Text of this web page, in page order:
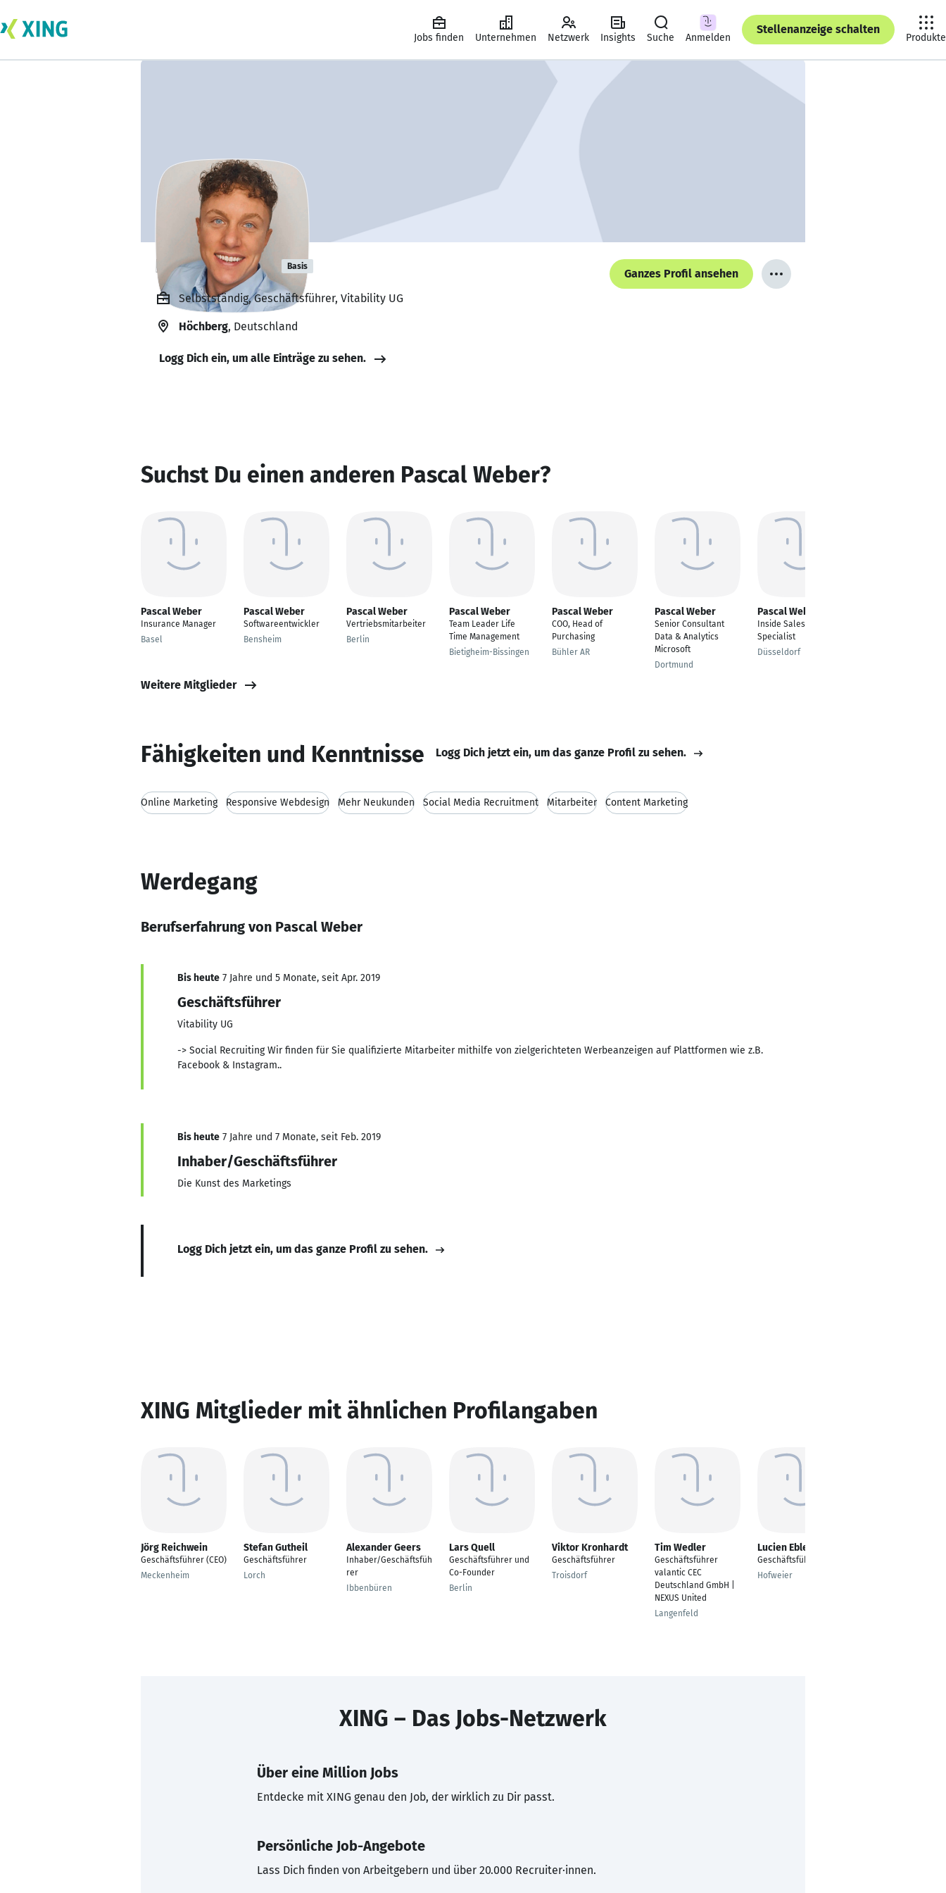
Jobs finden Unternehmen Netzwerk Insights Suche Anmelden
Stellenanzeige schalten
Produkte
Pascal Weber Basis
Ganzes Profil ansehen
Selbstständig, Geschäftsführer, Vitability UG
Höchberg, Deutschland
Logg Dich ein, um alle Einträge zu sehen.
Suchst Du einen anderen Pascal Weber?
Pascal Weber
Insurance Manager
Basel
Pascal Weber
Softwareentwickler
Bensheim
Pascal Weber
Vertriebsmitarbeiter
Berlin
Pascal Weber
Team Leader Life
Time Management
Bietigheim-Bissingen
Pascal Weber
COO, Head of
Purchasing
Bühler AR
Pascal Weber
Senior Consultant
Data & Analytics
Microsoft
Dortmund
Pascal Weber-Moll
Inside Sales
Specialist
Düsseldorf
Weitere Mitglieder
Fähigkeiten und Kenntnisse Logg Dich jetzt ein, um das ganze Profil zu sehen.
Online Marketing Responsive Webdesign Mehr Neukunden Social Media Recruitment Mitarbeiter Content Marketing
Werdegang
Berufserfahrung von Pascal Weber
Bis heute 7 Jahre und 5 Monate, seit Apr. 2019
Geschäftsführer
Vitability UG
-> Social Recruiting Wir finden für Sie qualifizierte Mitarbeiter mithilfe von zielgerichteten Werbeanzeigen auf Plattformen wie z.B.
Facebook & Instagram..
Bis heute 7 Jahre und 7 Monate, seit Feb. 2019
Inhaber/Geschäftsführer
Die Kunst des Marketings
Logg Dich jetzt ein, um das ganze Profil zu sehen.
XING Mitglieder mit ähnlichen Profilangaben
Jörg Reichwein
Geschäftsführer (CEO)
Meckenheim
Stefan Gutheil
Geschäftsführer
Lorch
Alexander Geers
Inhaber/Geschäftsfüh
rer
Ibbenbüren
Lars Quell
Geschäftsführer und
Co-Founder
Berlin
Viktor Kronhardt
Geschäftsführer
Troisdorf
Tim Wedler
Geschäftsführer
valantic CEC
Deutschland GmbH |
NEXUS United
Langenfeld
Lucien Eble
Geschäftsführer
Hofweier
XING – Das Jobs-Netzwerk
Über eine Million Jobs
Entdecke mit XING genau den Job, der wirklich zu Dir passt.
Persönliche Job-Angebote
Lass Dich finden von Arbeitgebern und über 20.000 Recruiter·innen.